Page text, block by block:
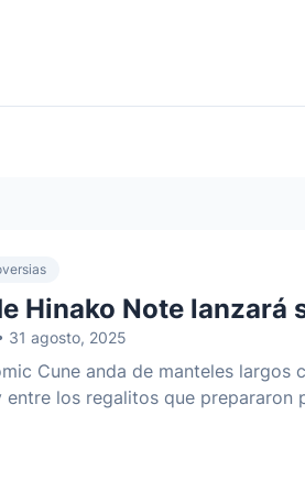
oscuro
Hinako Note lanzará
31 agosto, 2025
Cune anda de manteles largos
entre los regalitos que prepararon